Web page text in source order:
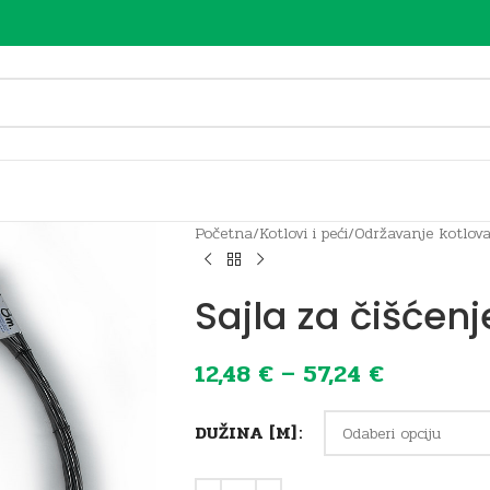
Početna/Kotlovi i peći/Održavanje
Sajla za
12,48 € – 57,24 €
DUŽINA [M]